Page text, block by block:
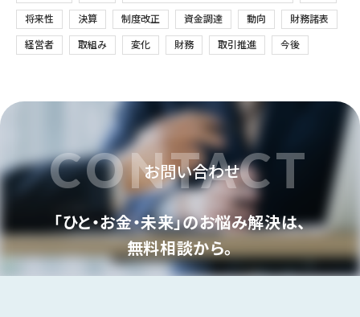
将来性 決算 制度改正 資金調達 動向 財務諸表
経営者 取組み 変化 財務 取引推進 今後
CONTACT
お問い合わせ
「ひと・お金・未来」のお悩み解決は、
無料相談から。